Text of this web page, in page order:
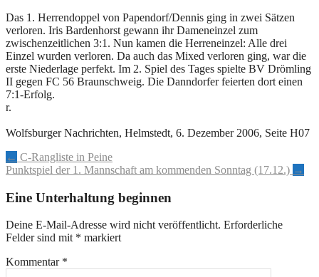
Das 1. Herrendoppel von Papendorf/Dennis ging in zwei Sätzen
verloren. Iris Bardenhorst gewann ihr Dameneinzel zum
zwischenzeitlichen 3:1. Nun kamen die Herreneinzel: Alle drei
Einzel wurden verloren. Da auch das Mixed verloren ging, war die
erste Niederlage perfekt. Im 2. Spiel des Tages spielte BV Drömling
II gegen FC 56 Braunschweig. Die Danndorfer feierten dort einen
7:1-Erfolg.
r.
Wolfsburger Nachrichten, Helmstedt, 6. Dezember 2006, Seite H07
Artikel-
Navigation
← C-Rangliste in Peine
Punktspiel der 1. Mannschaft am kommenden Sonntag (17.12.) →
Eine Unterhaltung beginnen
Deine E-Mail-Adresse wird nicht veröffentlicht. Erforderliche
Felder sind mit * markiert
Kommentar *